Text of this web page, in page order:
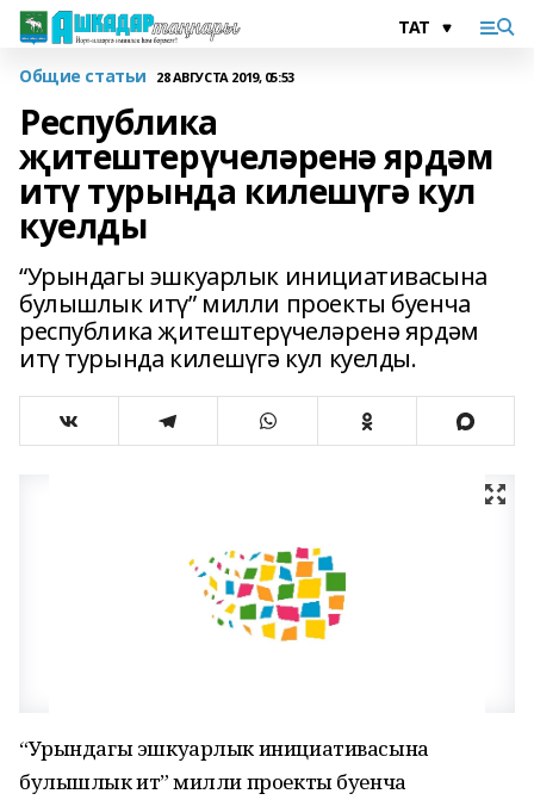
Общие статьи 28 АВГУСТА 2019, 05:53
Республика
җитештерүчеләренә ярдәм
итү турында килешүгә кул
куелды
“Урындагы эшкуарлык инициативасына
булышлык итү” милли проекты буенча
республика җитештерүчеләренә ярдәм
итү турында килешүгә кул куелды.
“Урындагы эшкуарлык инициативасына
булышлык итү” милли проекты буенча